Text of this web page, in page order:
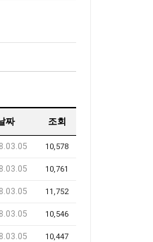
짜 조회
10,578
10,761
11,752
10,546
10,447